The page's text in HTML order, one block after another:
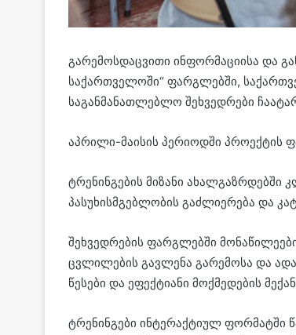
გარემოსდაცვითი ინფორმაციისა და
საქართველოში“ ფარგლებში,
საგანმანათლებლო შეხვედრები
აპრილი-მაისის პერიოდში პროექტის
ტრენინგების მიზანი
პასუხისმგებლობის გაძლიერება და
შეხვედრების ფარგლებში
ცვლილების გავლენა გარემოსა და
წესები და ეფექტიანი მოქმედების
ტრენინგები ინტერაქტიულ ფორმატში